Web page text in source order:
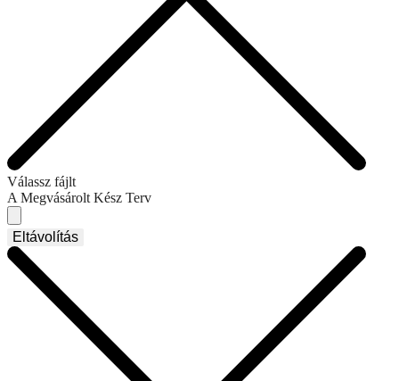
Válassz fájlt
A Megvásárolt Kész Terv
Eltávolítás